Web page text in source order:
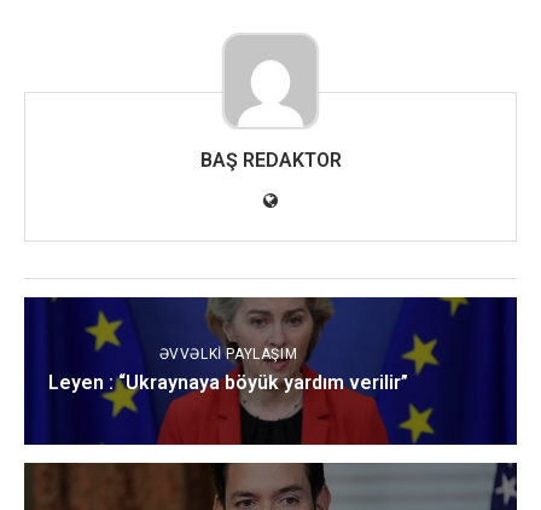
BAŞ REDAKTOR
ƏVVƏLKI PAYLAŞIM
Leyen : “Ukraynaya böyük yardım verilir”